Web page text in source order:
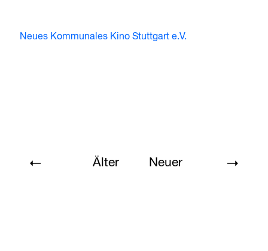
Neues Kommunales Kino Stuttgart e.V.
Älter Neuer